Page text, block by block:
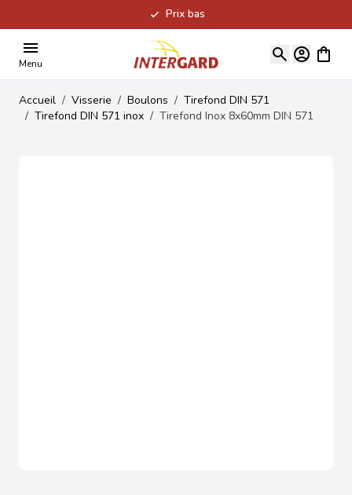
Prix bas
Menu
Voir
Accueil / Visserie / Boulons / Tirefond DIN 571
/ Tirefond DIN 571 inox / Tirefond Inox 8x60mm DIN 571